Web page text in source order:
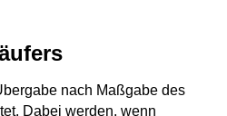
nach Maßgabe des
Dabei werden, wenn